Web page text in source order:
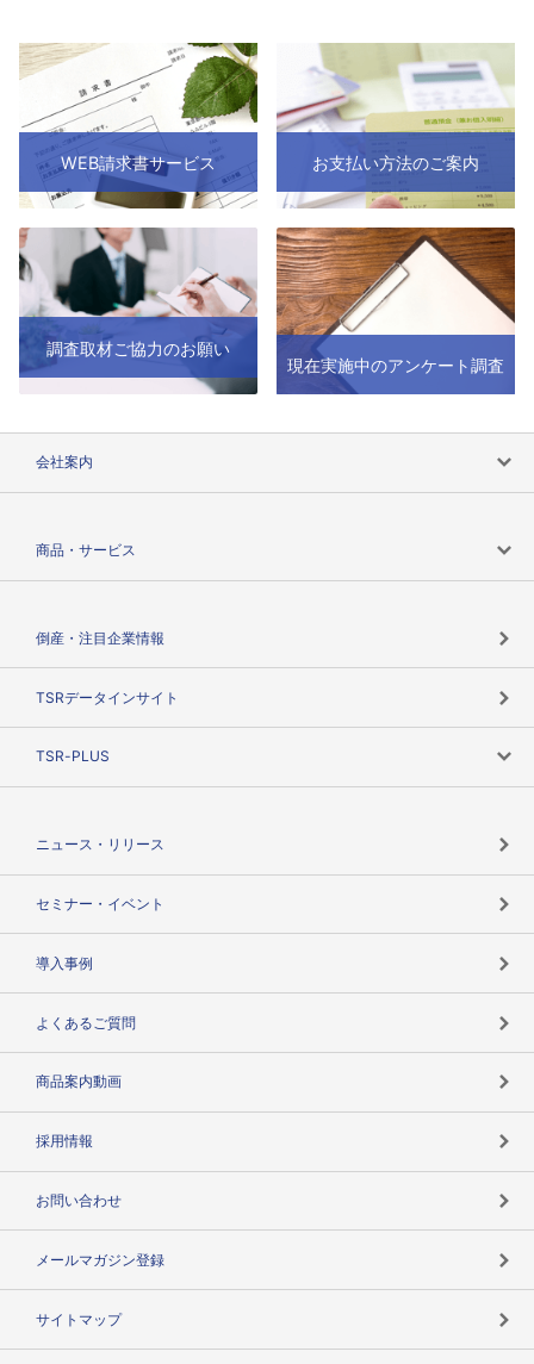
WEB請求書サービス お支払い方法のご案内
調査取材ご協力のお願い
現在実施中のアンケート調査
会社案内
商品・サービス
倒産・注目企業情報
TSRデータインサイト
TSR-PLUS
ニュース・リリース
セミナー・イベント
導入事例
よくあるご質問
商品案内動画
採用情報
お問い合わせ
メールマガジン登録
サイトマップ